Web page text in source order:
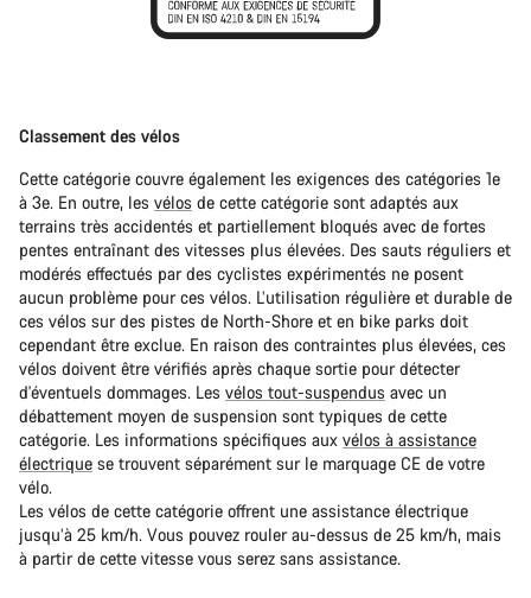
Classement des vélos
Cette catégorie couvre également les exigences des catégories 1e
à 3e. En outre, les vélos de cette catégorie sont adaptés aux
terrains très accidentés et partiellement bloqués avec de fortes
pentes entraînant des vitesses plus élevées. Des sauts réguliers et
modérés effectués par des cyclistes expérimentés ne posent
aucun problème pour ces vélos. L’utilisation régulière et durable de
ces vélos sur des pistes de North-Shore et en bike parks doit
cependant être exclue. En raison des contraintes plus élevées, ces
vélos doivent être vérifiés après chaque sortie pour détecter
d'éventuels dommages. Les vélos tout-suspendus avec un
débattement moyen de suspension sont typiques de cette
catégorie. Les informations spécifiques aux vélos à assistance
électrique se trouvent séparément sur le marquage CE de votre
vélo.
Les vélos de cette catégorie offrent une assistance électrique
jusqu’à 25 km/h. Vous pouvez rouler au-dessus de 25 km/h, mais
à partir de cette vitesse vous serez sans assistance.